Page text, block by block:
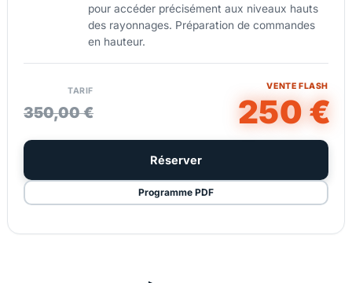
pour accéder précisément aux niveaux hauts
des rayonnages. Préparation de commandes
en hauteur.
TARIF
350,00 €
VENTE FLASH
250 €
Réserver
Programme PDF